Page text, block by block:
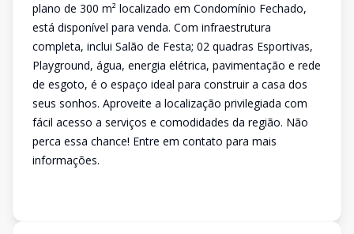
plano de 300 m² localizado em Condomínio Fechado,
está disponível para venda. Com infraestrutura
completa, inclui Salão de Festa; 02 quadras Esportivas,
Playground, água, energia elétrica, pavimentação e rede
de esgoto, é o espaço ideal para construir a casa dos
seus sonhos. Aproveite a localização privilegiada com
fácil acesso a serviços e comodidades da região. Não
perca essa chance! Entre em contato para mais
informações.